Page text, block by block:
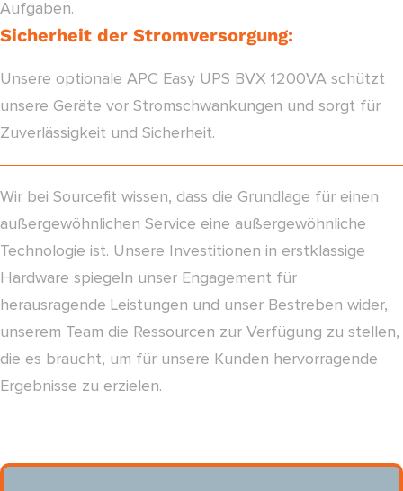
Aufgaben.
Sicherheit der Stromversorgung:
Unsere optionale APC Easy UPS BVX 1200VA schützt
unsere Geräte vor Stromschwankungen und sorgt für
Zuverlässigkeit und Sicherheit.
Wir bei Sourcefit wissen, dass die Grundlage für einen
außergewöhnlichen Service eine außergewöhnliche
Technologie ist. Unsere Investitionen in erstklassige
Hardware spiegeln unser Engagement für
herausragende Leistungen und unser Bestreben wider,
unserem Team die Ressourcen zur Verfügung zu stellen,
die es braucht, um für unsere Kunden hervorragende
Ergebnisse zu erzielen.